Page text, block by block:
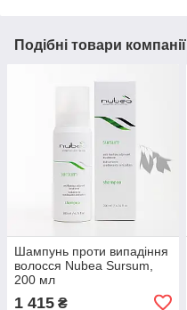
Подібні товари компанії
Шампунь проти випадіння
волосся Nubea Sursum,
200 мл
1 415 ₴